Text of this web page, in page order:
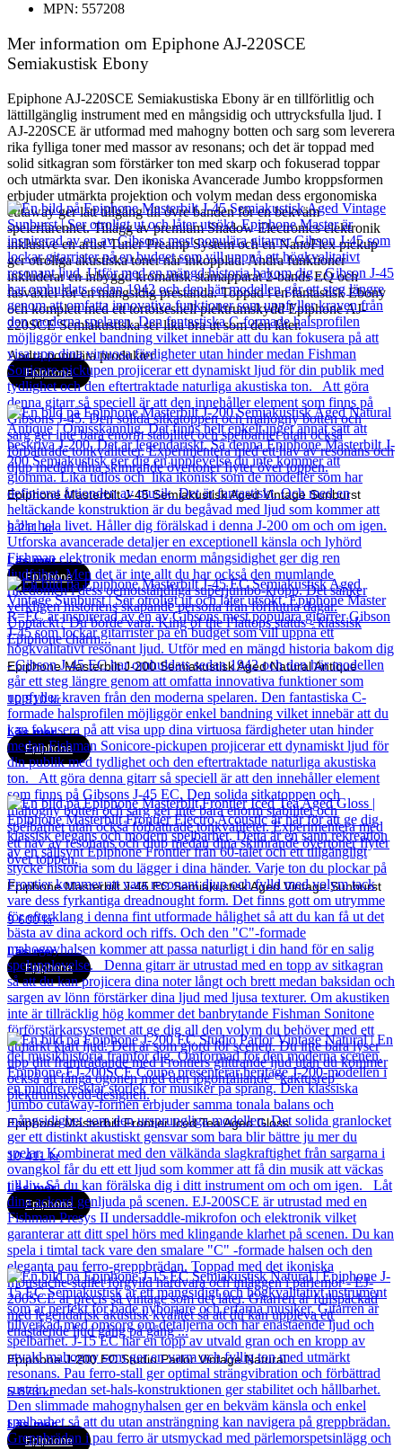
MPN: 557208
Mer information om Epiphone AJ-220SCE
Semiakustisk Ebony
Epiphone AJ-220SCE Semiakustiska Ebony är en tillförlitlig och
lättillgänglig instrument med en mångsidig och uttrycksfulla ljud. I
AJ-220SCE är utformad med mahogny botten och sarg som leverera
rika fylliga toner med massor av resonans; och det är toppad med
solid sitkagran som förstärker ton med skarp och fokuserad toppar
och utmärkta svar. Den ikoniska Avancerade Jumbo kroppsformen
erbjuder utmärkta projektion och volym medan dess ergonomiska
cutaway ger lätt tillgång till övre banden för en bekväm
spelerfarenhet. Tillägg av premium Shadow Electronics elektronik
inklusive en artist Tuner Preamp System och en NanoFlex pickup
ger otroliga akustiska toner när inkopplad. Andra funktioner
inkluderar en inbyggd kromatisk stämapparat 2-bands EQ och
fasväxlel för en mångsidig prestanda. Toppad i en fantastisk Ebony
och komplett med ett tortoiseshell plektrumskydd Epiphone AJ-
220SCE Semiakustiska ser lika bra ut som den låter.
Andra populära produkter
Epiphone
Epiphone Masterbilt J-45 Semiakustisk Aged Vintage Sunburst
9 211kr
Läs mer
Epiphone
Epiphone Masterbilt J-200 Semiakustisk Aged Natural Antique
10 910kr
Läs mer
Epiphone
Epiphone Masterbilt J-45 EC Semiakustisk Aged Vintage Sunburst
9 600kr
Läs mer
Epiphone
Epiphone Masterbilt Frontier Iced Tea Aged Gloss
10 411kr
Läs mer
Epiphone
Epiphone J-200 EC Studio Parlor Vintage Natural
5 873kr
Läs mer
Epiphone